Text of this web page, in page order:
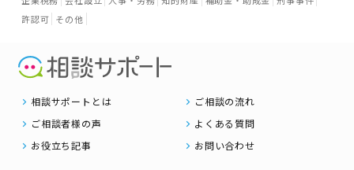
許認可 その他
相談サポートとは
ご相談の流れ
ご相談者様の声
よくある質問
お役立ち記事
お問い合わせ